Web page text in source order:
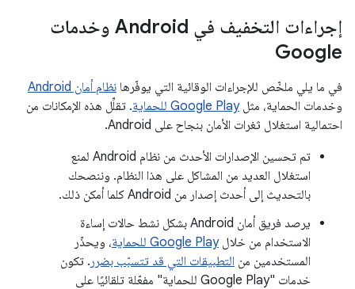
إجراءات التخفيف في Android وخدمات
Google
في ما يلي ملخّص للإجراءات الوقائية التي يوفّرها نظام أمان Android
وخدمات الحماية، مثلGoogle Play للحماية
. تقلِّل هذه الإمكانات من
احتمالية استغلال ثغرات الأمان بنجاح على Android.
تم تحسين الإصدارات الأحدث من نظام Android لمنع
استغلال العديد من المشاكل على هذا النظام. وننصحك
بالتحديث إلى أحدث إصدار من Android كلما أمكن ذلك.
يرصد فريق أمان Android بشكل نشط حالات إساءة
الاستخدام من خلالGoogle Play للحماية
، ويحذّر
المستخدمين من التطبيقات التي قد تتسبّب بضرر . تكون
خدمات "Google Play للحماية" مفعّلة تلقائيًا على